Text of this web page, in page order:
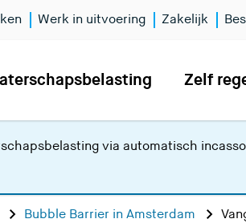
Zelf
Werk in uitvoering Zakelijk
via automatisch
Bubble Barrier in Amsterdam